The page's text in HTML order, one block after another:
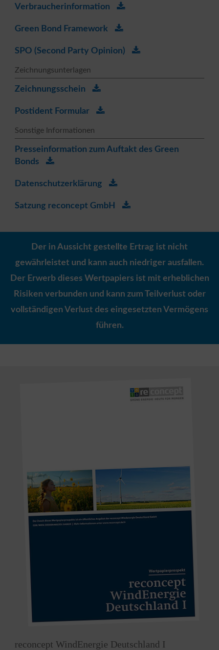
Verbraucherinformation
Green Bond Framework
SPO (Second Party Opinion)
Zeichnungsunterlagen
Zeichnungsschein
Postident Formular
Sonstige Informationen
Presseinformation zum Auftakt des Green
Bonds
Datenschutzerklärung
Satzung reconcept GmbH
Der in Aussicht gestellte Ertrag ist nicht
gewährleistet und kann auch niedriger ausfallen.
Der Erwerb dieses Wertpapiers ist mit erheblichen
Risiken verbunden und kann zum Teilverlust oder
vollständigen Verlust des eingesetzten Vermögens
führen.
reconcept WindEnergie Deutschland I